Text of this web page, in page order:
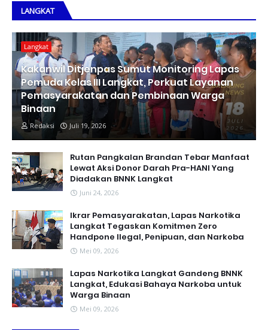
LANGKAT
Langkat
Kakanwil Ditjenpas Sumut Monitoring Lapas
Pemuda Kelas III Langkat, Perkuat Layanan
Pemasyarakatan dan Pembinaan Warga
Binaan
Redaksi Juli 19, 2026
Rutan Pangkalan Brandan Tebar Manfaat
Lewat Aksi Donor Darah Pra-HANI Yang
Diadakan BNNK Langkat
Juni 24, 2026
Ikrar Pemasyarakatan, Lapas Narkotika
Langkat Tegaskan Komitmen Zero
Handpone llegal, Penipuan, dan Narkoba
Mei 09, 2026
Lapas Narkotika Langkat Gandeng BNNK
Langkat, Edukasi Bahaya Narkoba untuk
Warga Binaan
Mei 09, 2026